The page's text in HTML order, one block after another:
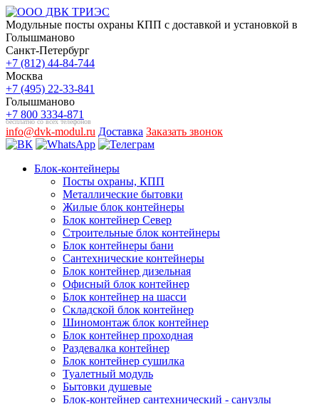
Модульные посты охраны КПП с доставкой и установкой в
Голышманово
Санкт-Петербург
+7 (812) 44-84-744
Москва
+7 (495) 22-33-841
Голышманово
+7 800 3334-871
бесплатно со всех телефонов
info@dvk-modul.ru Доставка Заказать звонок
Блок-контейнеры
Посты охраны, КПП
Металлические бытовки
Жилые блок контейнеры
Блок контейнер Север
Строительные блок контейнеры
Блок контейнеры бани
Сантехнические контейнеры
Блок контейнер дизельная
Офисный блок контейнер
Блок контейнер на шасси
Складской блок контейнер
Шиномонтаж блок контейнер
Блок контейнер проходная
Раздевалка контейнер
Блок контейнер сушилка
Туалетный модуль
Бытовки душевые
Блок-контейнер сантехнический - санузлы